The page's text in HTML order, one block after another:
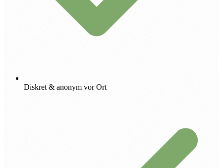
Diskret & anonym vor Ort